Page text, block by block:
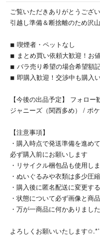
ご覧いただきありがとうござ
引越し準備＆断捨離のため沢
◾︎ 喫煙者・ペットなし
◾︎ まとめ買い依頼大歓迎！お
◾︎ バラ売り希望の場合希望額
◾︎ 即購入歓迎！交渉中も購入
【今後の出品予定】 フォロ
ジャニーズ（関西多め） / ポ
【注意事項】
・購入時点で発送準備を進め
必ず購入前にお願いします
・リサイクル梱包品も使用し
・ぬいぐるみや衣類は多少圧
・購入後に匿名配送に変更す
・状態について必ず画像と商
・万が一商品に何かありまし
よろしくお願いいたします✩.*˚